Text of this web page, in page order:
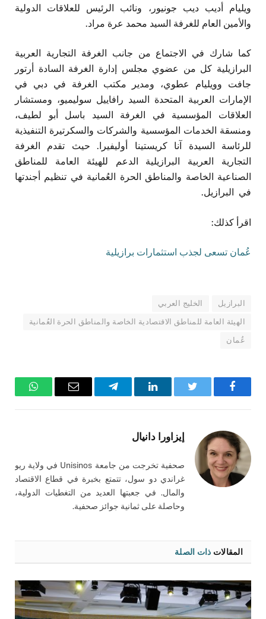
ويليام أديب ديب جونيور، ونائب الرئيس للعلاقات الدولية
والأمين العام للغرفة السيد محمد عرة مراد.
كما شارك في الاجتماع من جانب الغرفة التجارية العربية
البرازيلية كل من عضوي مجلس إدارة الغرفة السادة أرتور
جافت وويليام عطوي، ومدير مكتب الغرفة في دبي في
الإمارات العربية المتحدة السيد رافاييل سوليميو، ومستشار
العلاقات المؤسسية في الغرفة السيد باسل أبو لطيف،
ومنسقة الخدمات المؤسسية والشركات والسكرتيرة التنفيذية
للرئاسة السيدة آنا كريستينا أوليفيرا. حيث تقدم الغرفة
التجارية العربية البرازيلية الدعم للهيئة العامة للمناطق
الصناعية الخاصة والمناطق الحرة العُمانية في تنظيم أجندتها
في البرازيل.
اقرأ كذلك:
عُمان تسعى لجذب استثمارات برازيلية
البرازيل الخليج العربي
الهيئة العامة للمناطق الاقتصادية الخاصة والمناطق الحرة العُمانية
عُمان
فيسبوك تويتر لينكدإن تيلقرام
البريد
واتساب
إيزاورا دانيال
صحفية تخرجت من جامعة Unisinos في ولاية ريو
غراندي دو سول، تتمتع بخبرة في قطاع الاقتصاد
والمال. في جعبتها العديد من التغطيات الدولية،
وحاصلة على ثمانية جوائز صحفية.
المقالات ذات الصلة